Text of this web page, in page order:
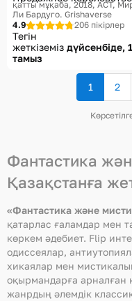
қатты мұқаба, 2018 АСТ,
Ли Бардуго. Grishaverse
4.9
206 пікірлер
Тегін
жеткіземіз дүйсенбіде,
тамыз
1 2
Фантастика
Қазақстанға
«Фантастика және
қатарлас ғаламдар мен
көркем әдебиет. Flip
одиссеялар,
хикаялар мен
оқырмандарға арналған
жанрдың әлемдік